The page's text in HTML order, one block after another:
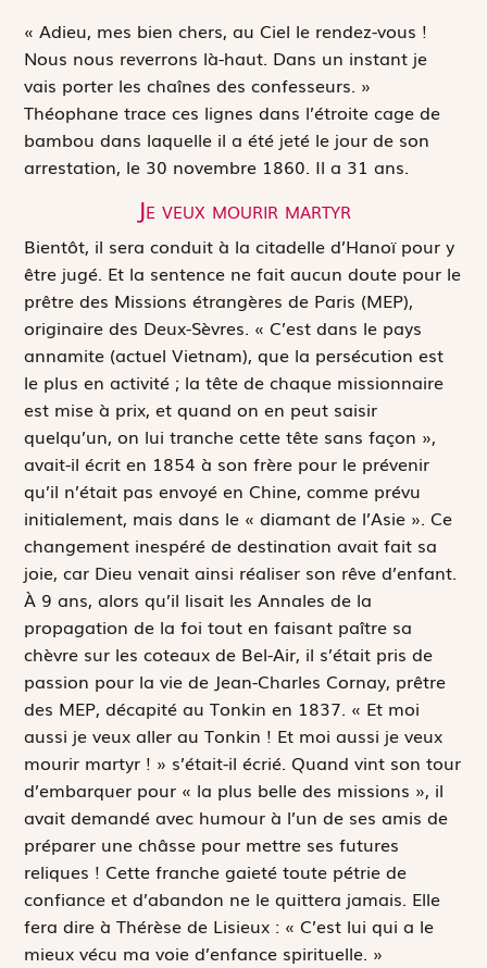
« Adieu, mes bien chers, au Ciel le rendez-vous !
Nous nous reverrons là-haut. Dans un instant je
vais porter les chaînes des confesseurs. »
Théophane trace ces lignes dans l’étroite cage de
bambou dans laquelle il a été jeté le jour de son
arrestation, le 30 novembre 1860. Il a 31 ans.
Je veux mourir martyr
Bientôt, il sera conduit à la citadelle d’Hanoï pour y
être jugé. Et la sentence ne fait aucun doute pour le
prêtre des Missions étrangères de Paris (MEP),
originaire des Deux-Sèvres. « C’est dans le pays
annamite (actuel Vietnam), que la persécution est
le plus en activité ; la tête de chaque missionnaire
est mise à prix, et quand on en peut saisir
quelqu’un, on lui tranche cette tête sans façon »,
avait-il écrit en 1854 à son frère pour le prévenir
qu’il n’était pas envoyé en Chine, comme prévu
initialement, mais dans le « diamant de l’Asie ». Ce
changement inespéré de destination avait fait sa
joie, car Dieu venait ainsi réaliser son rêve d’enfant.
À 9 ans, alors qu’il lisait lesAnnales de la
propagation de la foi tout en faisant paître sa
chèvre sur les coteaux de Bel-Air, il s’était pris de
passion pour la vie de Jean-Charles Cornay, prêtre
des MEP, décapité au Tonkin en 1837. « Et moi
aussi je veux aller au Tonkin ! Et moi aussi je veux
mourir martyr ! » s’était-il écrié. Quand vint son tour
d’embarquer pour « la plus belle des missions », il
avait demandé avec humour à l’un de ses amis de
préparer une châsse pour mettre ses futures
reliques ! Cette franche gaieté toute pétrie de
confiance et d’abandon ne le quittera jamais. Elle
fera dire à Thérèse de Lisieux : « C’est lui qui a le
mieux vécu ma voie d’enfance spirituelle. »